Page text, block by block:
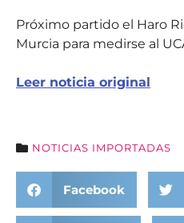
Próximo partido el Haro
Murcia para medirse al
Leer noticia original
NOTICIAS IMPORTADAS
Facebook